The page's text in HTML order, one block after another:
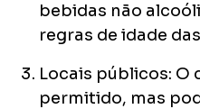
bebidas não
regras de idade
Locais públicos: O
permitido, mas